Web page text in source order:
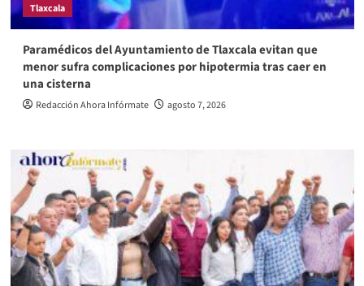
Tlaxcala
Paramédicos del Ayuntamiento de Tlaxcala evitan que
menor sufra complicaciones por hipotermia tras caer en
una cisterna
Redacción Ahora Infórmate agosto 7, 2026